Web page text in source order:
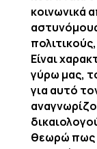
κοινωνικά
Είναι
γύρω μας,
για αυτό
θεωρώ πως